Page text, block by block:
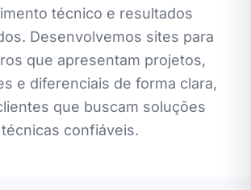
técnico e resultados
Desenvolvemos sites para
que apresentam projetos,
e diferenciais de forma clara,
que buscam soluções
técnicas confiáveis.